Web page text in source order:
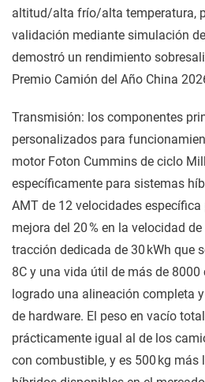
altitud/alta frío/alta temperatura,
validación mediante simulación
demostró un rendimiento
Premio Camión del Año China
Transmisión: los componentes
personalizados para
motor Foton Cummins de ciclo
específicamente para sistemas
AMT de 12 velocidades
mejora del 20 % en la velocidad
tracción dedicada de 30 kWh que
8C y una vida útil de más de
logrado una alineación completa
de hardware. El peso en vacío
prácticamente igual al de los
con combustible, y es 500 kg